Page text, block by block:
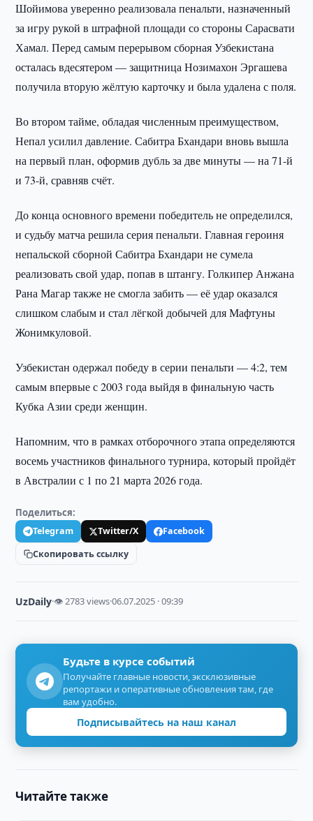
Шойимова уверенно реализовала пенальти, назначенный
за игру рукой в штрафной площади со стороны Сарасвати
Хамал. Перед самым перерывом сборная Узбекистана
осталась вдесятером — защитница Нозимахон Эргашева
получила вторую жёлтую карточку и была удалена с поля.
Во втором тайме, обладая численным преимуществом,
Непал усилил давление. Сабитра Бхандари вновь вышла
на первый план, оформив дубль за две минуты — на 71-й
и 73-й, сравняв счёт.
До конца основного времени победитель не определился,
и судьбу матча решила серия пенальти. Главная героиня
непальской сборной Сабитра Бхандари не сумела
реализовать свой удар, попав в штангу. Голкипер Анжана
Рана Магар также не смогла забить — её удар оказался
слишком слабым и стал лёгкой добычей для Мафтуны
Жонимкуловой.
Узбекистан одержал победу в серии пенальти — 4:2, тем
самым впервые с 2003 года выйдя в финальную часть
Кубка Азии среди женщин.
Напомним, что в рамках отборочного этапа определяются
восемь участников финального турнира, который пройдёт
в Австралии с 1 по 21 марта 2026 года.
Поделиться:
Telegram Twitter/X
Facebook
Скопировать ссылку
UzDaily·👁 2783 views·06.07.2025 · 09:39
Будьте в курсе событий
Получайте главные новости, эксклюзивные
репортажи и оперативные обновления там, где
вам удобно.
Подписывайтесь на наш канал
Читайте также